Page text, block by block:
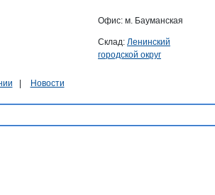
Офис: м. Бауманская
Склад: Ленинский
городской округ
Новости